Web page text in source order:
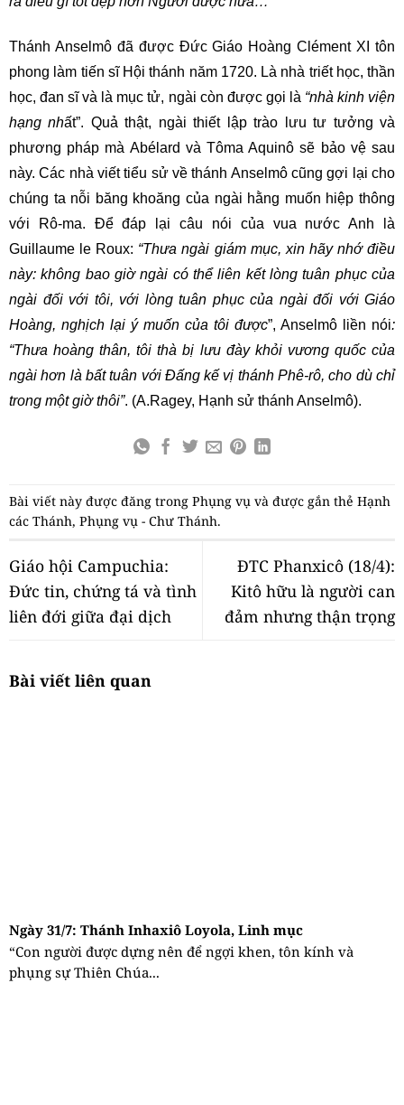
Thánh Anselmô đã được Đức Giáo Hoàng Clément XI tôn
phong làm tiến sĩ Hội thánh năm 1720. Là nhà triết học, thần
học, đan sĩ và là mục tử, ngài còn được gọi là “nhà kinh viện
hạng nhất”. Quả thật, ngài thiết lập trào lưu tư tưởng và
phương pháp mà Abélard và Tôma Aquinô sẽ bảo vệ sau
này. Các nhà viết tiểu sử về thánh Anselmô cũng gợi lại cho
chúng ta nỗi băng khoăng của ngài hằng muốn hiệp thông
với Rô-ma. Để đáp lại câu nói của vua nước Anh là
Guillaume le Roux: “Thưa ngài giám mục, xin hãy nhớ điều
này: không bao giờ ngài có thể liên kết lòng tuân phục của
ngài đối với tôi, với lòng tuân phục của ngài đối với Giáo
Hoàng, nghịch lại ý muốn của tôi được”, Anselmô liền nói:
“Thưa hoàng thân, tôi thà bị lưu đày khỏi vương quốc của
ngài hơn là bất tuân với Đấng kế vị thánh Phê-rô, cho dù chỉ
trong một giờ thôi”. (A.Ragey, Hạnh sử thánh Anselmô).
Bài viết này được đăng trong Phụng vụ và được gắn thẻ Hạnh
các Thánh, Phụng vụ - Chư Thánh.
Giáo hội Campuchia:
Đức tin, chứng tá và tình
liên đới giữa đại dịch
ĐTC Phanxicô (18/4):
Kitô hữu là người can
đảm nhưng thận trọng
Bài viết liên quan
Ngày 31/7: Thánh Inhaxiô Loyola, Linh mục
“Con người được dựng nên để ngợi khen, tôn kính và
phụng sự Thiên Chúa...